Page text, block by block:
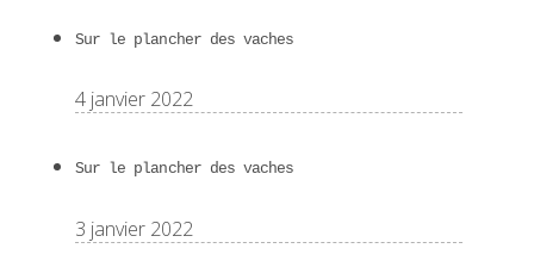
Sur le plancher des vaches
4 janvier 2022
Sur le plancher des vaches
3 janvier 2022